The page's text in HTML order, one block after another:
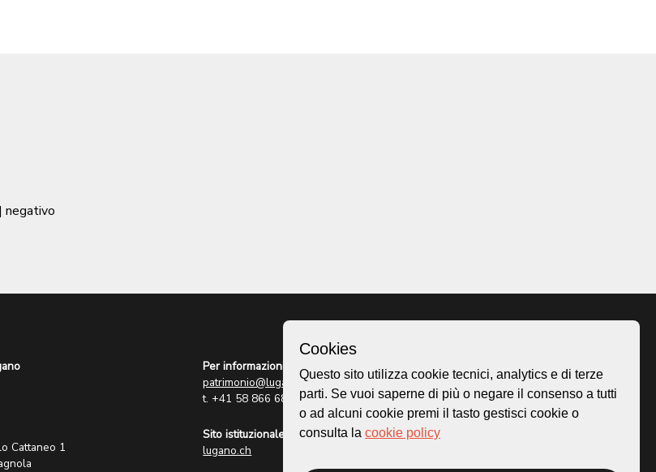
| negativo
Cattaneo 1
Per informazioni:
patrimonio@lugano.ch
t. +41 58 866 68 50
Sito istituzionale:
lugano.ch
Homepage
Mappa
Storie
Cookies
Questo sito utilizza cookie tecnici, analytics e di terze
parti. Se vuoi saperne di più o negare il consenso a tutti
o ad alcuni cookie premi il tasto gestisci cookie o
consulta la cookie policy